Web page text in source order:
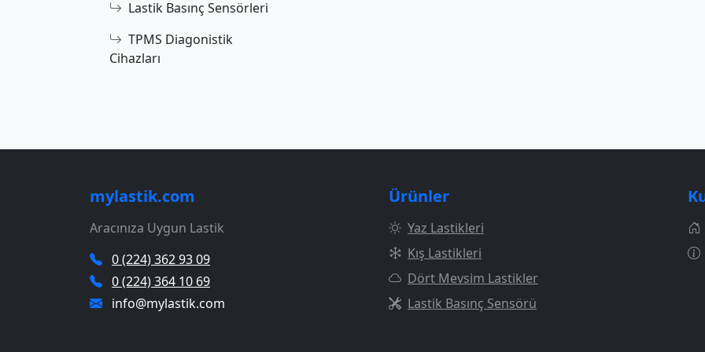
Lastik Basınç Sensörleri
TPMS Diagonistik
Cihazları
mylastik.com
Aracınıza Uygun Lastik
0 (224) 362 93 09
0 (224) 364 10 69
info@mylastik.com
Ürünler
Yaz Lastikleri
Kış Lastikleri
Dört Mevsim Lastikler
Lastik Basınç Sensörü